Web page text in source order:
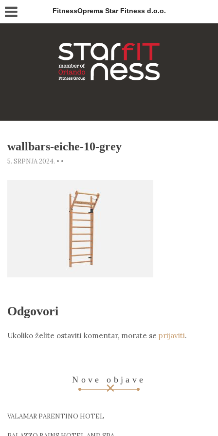
FitnessOprema Star Fitness d.o.o.
wallbars-eiche-10-grey
5. SRPNJA 2024. • •
Odgovori
Ukoliko želite ostaviti komentar, morate se prijaviti.
Nove objave
VALAMAR PARENTINO HOTEL